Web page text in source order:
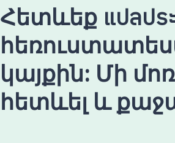
Հետևեք แปลปร
կայքին: Մի
հետևել և